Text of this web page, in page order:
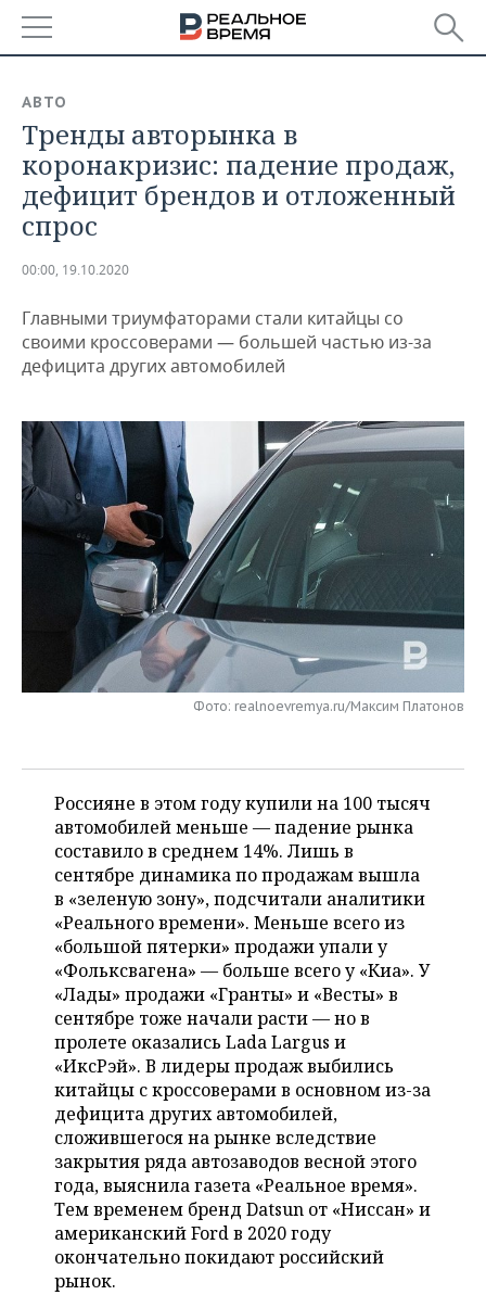
БАШКОРТОСТАН
ТАТАРСТАН
УДМУРТИЯ
НОВОСТИ
АНАЛИТИКА
НОВОСТИ АНАЛИТИКИ
ДЕКЛАРАЦИИ О ДОХОДАХ
КОРОЛИ ГОСЗАКАЗА ПФО
ВУЗЫ ТАТАРСТАНА
КОМУ ПРИНАДЛЕЖАТ
ТОРГОВЫЕ ЦЕНТРЫ
ТАТАРСТАНА
ЭКОНОМИКА
НОВОСТИ ЭКОНОМИКИ
ФИНАНСЫ
БАНКИ
БЮДЖЕТ
ИНВЕСТИЦИИ
ПРОМЫШЛЕННОСТЬ
НОВОСТИ
ПРОМЫШЛЕННОСТИ
МАШИНОСТРОЕНИЕ
НЕФТЕХИМИЯ
НЕФТЬ
ЭНЕРГЕТИКА
НЕДВИЖИМОСТЬ
НОВОСТИ НЕДВИЖИМОСТИ
АВТО
НОВОСТИ АВТО
БИЗНЕС
НОВОСТИ БИЗНЕСА
РОЗНИЧНАЯ ТОРГОВЛЯ
ТРАНСПОРТ
УСЛУГИ
ТЕХНОЛОГИИ
НОВОСТИ ТЕХНОЛОГИЙ
МЕДИА
ТЕЛЕКОММУНИКАЦИИ
МЕРОПРИЯТИЯ
НОВОСТИ МЕРОПРИЯТИЙ
ВЫЕЗДНАЯ РЕДАКЦИЯ
БИЗНЕС-БРАНЧИ
ОТКРЫТАЯ ЛЕКЦИЯ
НОВОСТИ СПОРТА
ФУТБОЛ
БАСКЕТБОЛ
ВОЛЕЙБОЛ
КИБЕРСПОРТ
ФИГУРНОЕ КАТАНИЕ
ВОДНЫЕ ВИДЫ СПОРТА
ХОККЕЙ С МЯЧОМ
ОБЩЕСТВО
НОВОСТИ ОБЩЕСТВА
ИНФРАСТРУКТУРА
ИСТОРИЯ
КУЛЬТУРА
МЕДИЦИНА
ОБРАЗОВАНИЕ
ПРОИСШЕСТВИЯ
ФОТОГАЛЕРЕЯ
СПИСОК ПЕРСОН
СПИСОК КОМПАНИЙ
ПОЛНАЯ ВЕРСИЯ
АВТО
Тренды авторынка в
коронакризис: падение продаж,
дефицит брендов и отложенный
спрос
00:00, 19.10.2020
Главными триумфаторами стали китайцы со
своими кроссоверами — большей частью из-за
дефицита других автомобилей
Фото: realnoevremya.ru/Максим Платонов
Россияне в этом году купили на 100 тысяч
автомобилей меньше — падение рынка
составило в среднем 14%. Лишь в
сентябре динамика по продажам вышла
в «зеленую зону», подсчитали аналитики
«Реального времени». Меньше всего из
«большой пятерки» продажи упали у
«Фольксвагена» — больше всего у «Киа». У
«Лады» продажи «Гранты» и «Весты» в
сентябре тоже начали расти — но в
пролете оказались Lada Largus и
«ИксРэй». В лидеры продаж выбились
китайцы с кроссоверами в основном из-за
дефицита других автомобилей,
сложившегося на рынке вследствие
закрытия ряда автозаводов весной этого
года, выяснила газета «Реальное время».
Тем временем бренд Datsun от «Ниссан» и
американский Ford в 2020 году
окончательно покидают российский
рынок.